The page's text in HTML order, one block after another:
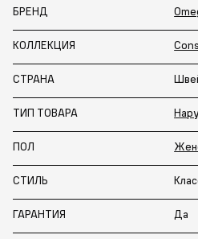
БРЕНД
КОЛЛЕКЦИЯ
СТРАНА
ТИП ТОВАРА
ПОЛ
СТИЛЬ
ГАРАНТИЯ Да